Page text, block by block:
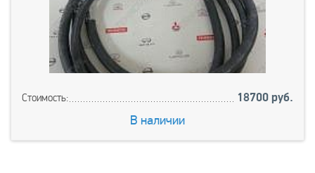
Стоимость:
18700 руб.
В наличии